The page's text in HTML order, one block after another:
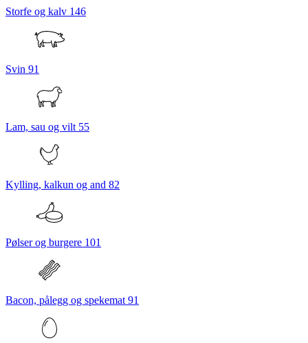
Storfe og kalv 146
Svin 91
Lam, sau og vilt 55
Kylling, kalkun og and 82
Pølser og burgere 101
Bacon, pålegg og spekemat 91